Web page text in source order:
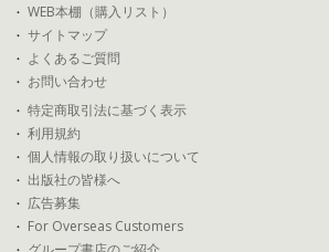
WEB本棚（購入リスト）
サイトマップ
よくあるご質問
お問い合わせ
特定商取引法に基づく表示
利用規約
個人情報の取り扱いについて
出版社の皆様へ
広告募集
For Overseas Customers